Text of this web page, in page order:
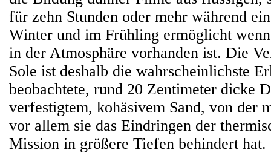
für zehn Stunden oder mehr während
Winter und im Frühling ermöglicht
in der Atmosphäre vorhanden ist. Die
Sole ist deshalb die wahrscheinlichste
beobachtete, rund 20 Zentimeter dicke
verfestigtem, kohäsivem Sand, von der
vor allem sie das Eindringen der
Mission in größere Tiefen behindert hat.